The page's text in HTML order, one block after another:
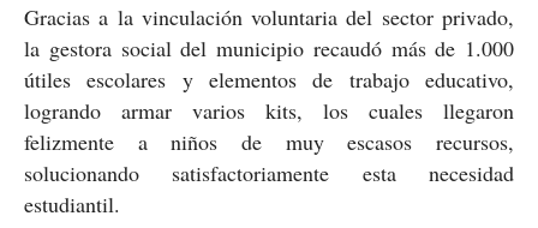
Gracias a la vinculación voluntaria del sector privado,
la gestora social del municipio recaudó más de 1.000
útiles escolares y elementos de trabajo educativo,
logrando armar varios kits, los cuales llegaron
felizmente a niños de muy escasos recursos,
solucionando satisfactoriamente esta necesidad
estudiantil.